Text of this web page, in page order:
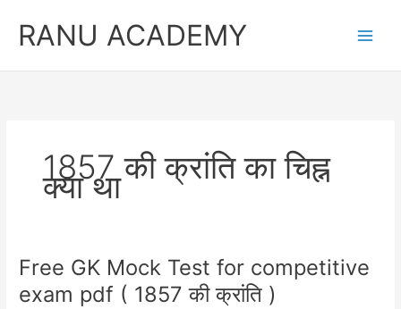
contentRANU ACADEMY
1857 की क्रांति का चिह्न
क्या था
Free GK Mock Test for competitive
exam pdf ( 1857 की क्रांति )